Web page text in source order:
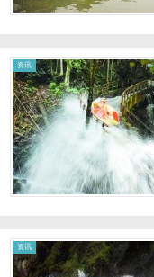
资讯
资讯